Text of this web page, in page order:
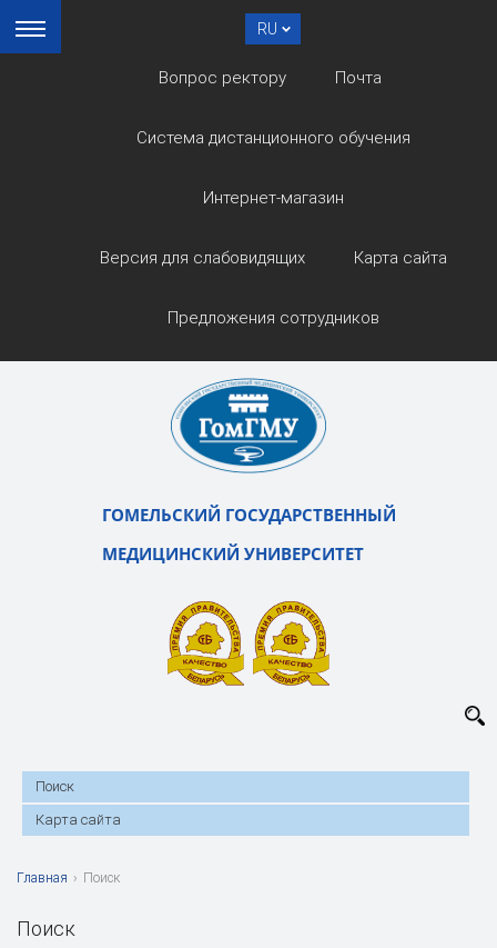
RU
Вопрос ректору Почта
Система дистанционного обучения
Интернет-магазин
Версия для слабовидящих Карта сайта
Предложения сотрудников
ГОМЕЛЬСКИЙ ГОСУДАРСТВЕННЫЙ
МЕДИЦИНСКИЙ УНИВЕРСИТЕТ
Поиск
Карта сайта
Главная › Поиск
Поиск